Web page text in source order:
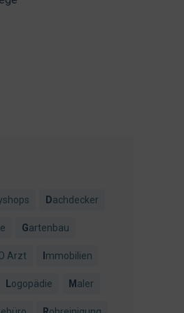
Dachdecker
Gartenbau
Arzt Immobilien
Logopädie Maler